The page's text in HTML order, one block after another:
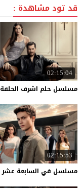
قد تود مشاهدة :
02:15:04
مسلسل حلم اشرف الحلقة
02:15:53
مسلسل في السابعة عشر